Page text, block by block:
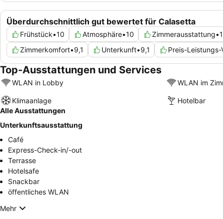
Überdurchschnittlich gut bewertet für Calasetta
Frühstück•10 Atmosphäre•10 Zimmerausstattung•
Zimmerkomfort•9,1 Unterkunft•9,1 Preis-Leistungs-
Top-Ausstattungen und Services
WLAN in Lobby WLAN im
Klimaanlage
Hotelbar
Alle Ausstattungen
Unterkunftsausstattung
Café
Express-Check-in/-out
Terrasse
Hotelsafe
Snackbar
öffentliches WLAN
Mehr